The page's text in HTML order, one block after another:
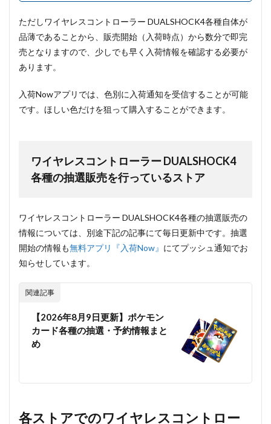
ただしワイヤレスコントローラー DUALSHOCK4各種自体が
品薄であることから、販売開始（入荷時点）から数分で即完
売となりますので、少しでも早く入荷情報を確認する必要が
あります。
入荷Nowアプリでは、色別に入荷通知を受信することが可能
です。ほしい色だけを狙って購入することができます。
ワイヤレスコントローラー DUALSHOCK4
各種の抽選販売を行っているストア
ワイヤレスコントローラー DUALSHOCK4各種の抽選販売の
情報については、別途下記の記事にて毎日更新中です。抽選
開始の情報も無料アプリ『入荷Now』 にてプッシュ通知でお
知らせしています。
関連記事
【2026年8月9日更新】ポケモン
カード各種の抽選・予約情報まと
め
各ストアでのワイヤレスコントロー